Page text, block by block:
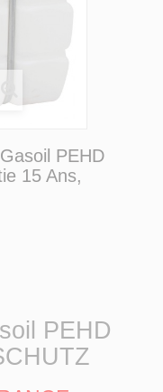
PEHD
15 Ans,
PEHD